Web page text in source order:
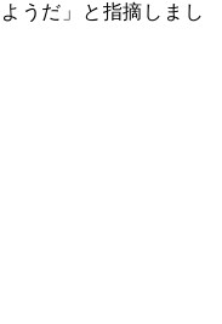
うだ」と指摘しまし